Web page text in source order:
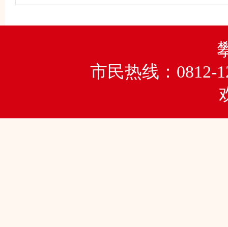
市民热线：0812-